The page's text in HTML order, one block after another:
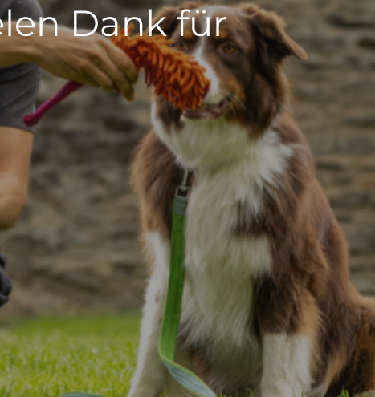
Dank für